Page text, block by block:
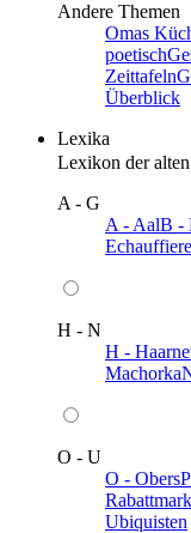
Andere Themen
Omas
poetisch
Zeittafeln
Überblick
Lexika
Lexikon der
A - G
A - AalB -
H - N
H -
Machorka
O - U
O - Obers
Ubiquisten